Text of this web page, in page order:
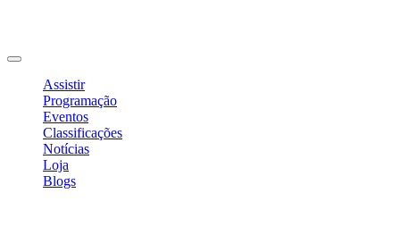
Assistir
Programação
Eventos
Classificações
Notícias
Loja
Blogs